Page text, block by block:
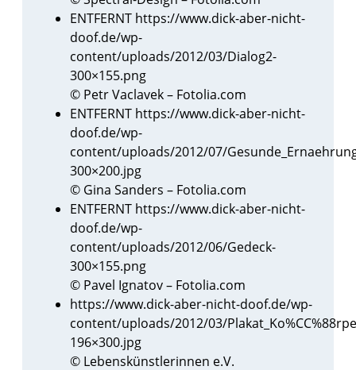
ENTFERNT https://www.dick-aber-nicht-
doof.de/wp-
content/uploads/2012/03/Dialog2-
300×155.png
© Petr Vaclavek – Fotolia.com
ENTFERNT https://www.dick-aber-nicht-
doof.de/wp-
content/uploads/2012/07/
300×200.jpg
© Gina Sanders – Fotolia.com
ENTFERNT https://www.dick-aber-nicht-
doof.de/wp-
content/uploads/2012/06/Gedeck-
300×155.png
© Pavel Ignatov – Fotolia.com
https://www.dick-aber-nicht-doof.de/wp-
content/uploads/2012/03/
196×300.jpg
© Lebenskünstlerinnen e.V.